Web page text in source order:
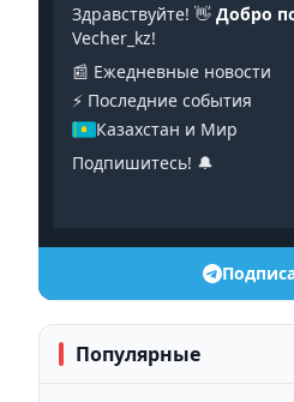
Здравствуйте! 👋 Добро
Vecher_kz!
📰 Ежедневные новости
⚡️ Последние события
Казахстан и Мир
Подпишитесь! 🔔
Популярные